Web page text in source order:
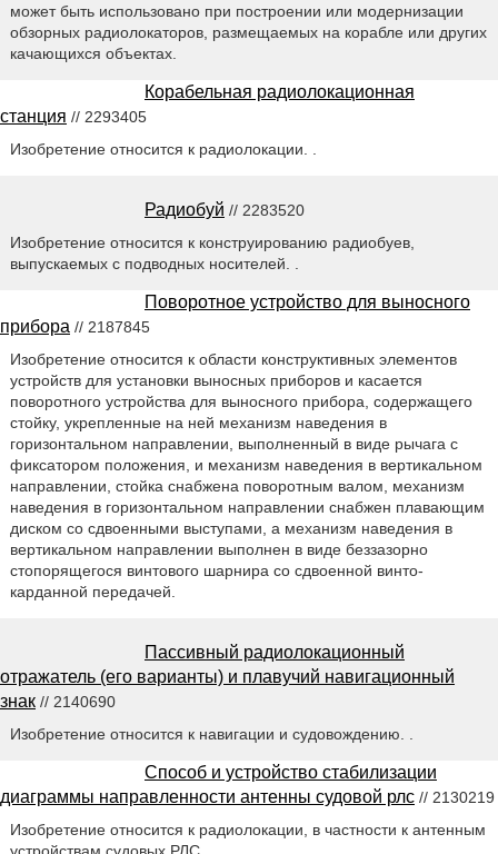
может быть использовано при построении или модернизации
обзорных радиолокаторов, размещаемых на корабле или других
качающихся объектах.
Корабельная радиолокационная
станция // 2293405
Изобретение относится к радиолокации. .
Радиобуй // 2283520
Изобретение относится к конструированию радиобуев,
выпускаемых с подводных носителей. .
Поворотное устройство для выносного
прибора // 2187845
Изобретение относится к области конструктивных элементов
устройств для установки выносных приборов и касается
поворотного устройства для выносного прибора, содержащего
стойку, укрепленные на ней механизм наведения в
горизонтальном направлении, выполненный в виде рычага с
фиксатором положения, и механизм наведения в вертикальном
направлении, стойка снабжена поворотным валом, механизм
наведения в горизонтальном направлении снабжен плавающим
диском со сдвоенными выступами, а механизм наведения в
вертикальном направлении выполнен в виде беззазорно
стопорящегося винтового шарнира со сдвоенной винто-
карданной передачей.
Пассивный радиолокационный
отражатель (его варианты) и плавучий навигационный
знак // 2140690
Изобретение относится к навигации и судовождению. .
Способ и устройство стабилизации
диаграммы направленности антенны судовой рлс // 2130219
Изобретение относится к радиолокации, в частности к антенным
устройствам судовых РЛС. .